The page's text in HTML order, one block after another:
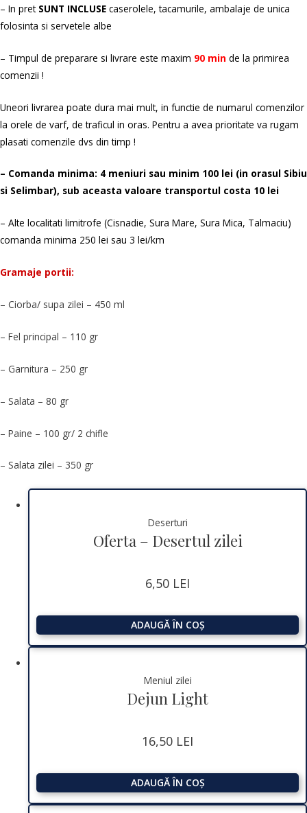
– In pret SUNT INCLUSE caserolele, tacamurile, ambalaje de unica
folosinta si servetele albe
– Timpul de preparare si livrare este maxim 90 min de la primirea
comenzii !
Uneori livrarea poate dura mai mult, in functie de numarul comenzilor
la orele de varf, de traficul in oras. Pentru a avea prioritate va rugam
plasati comenzile dvs din timp !
– Comanda minima: 4 meniuri sau minim 100 lei (in orasul Sibiu
si Selimbar), sub aceasta valoare transportul costa 10 lei
– Alte localitati limitrofe (Cisnadie, Sura Mare, Sura Mica, Talmaciu)
comanda minima 250 lei sau 3 lei/km
Gramaje portii:
– Ciorba/ supa zilei – 450 ml
– Fel principal – 110 gr
– Garnitura – 250 gr
– Salata – 80 gr
– Paine – 100 gr/ 2 chifle
– Salata zilei – 350 gr
Deserturi
Oferta – Desertul zilei
6,50 LEI
ADAUGĂ ÎN COȘ
Meniul zilei
Dejun Light
16,50 LEI
ADAUGĂ ÎN COȘ